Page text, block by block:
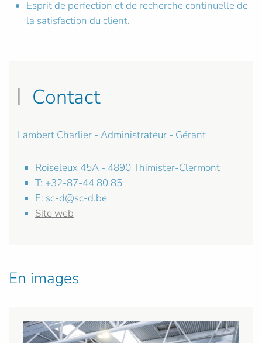
Esprit de perfection et de recherche continuelle de
la satisfaction du client.
Contact
Lambert Charlier - Administrateur - Gérant
Roiseleux 45A - 4890 Thimister-Clermont
T: +32-87-44 80 85
E: sc-d@sc-d.be
Site web
En images